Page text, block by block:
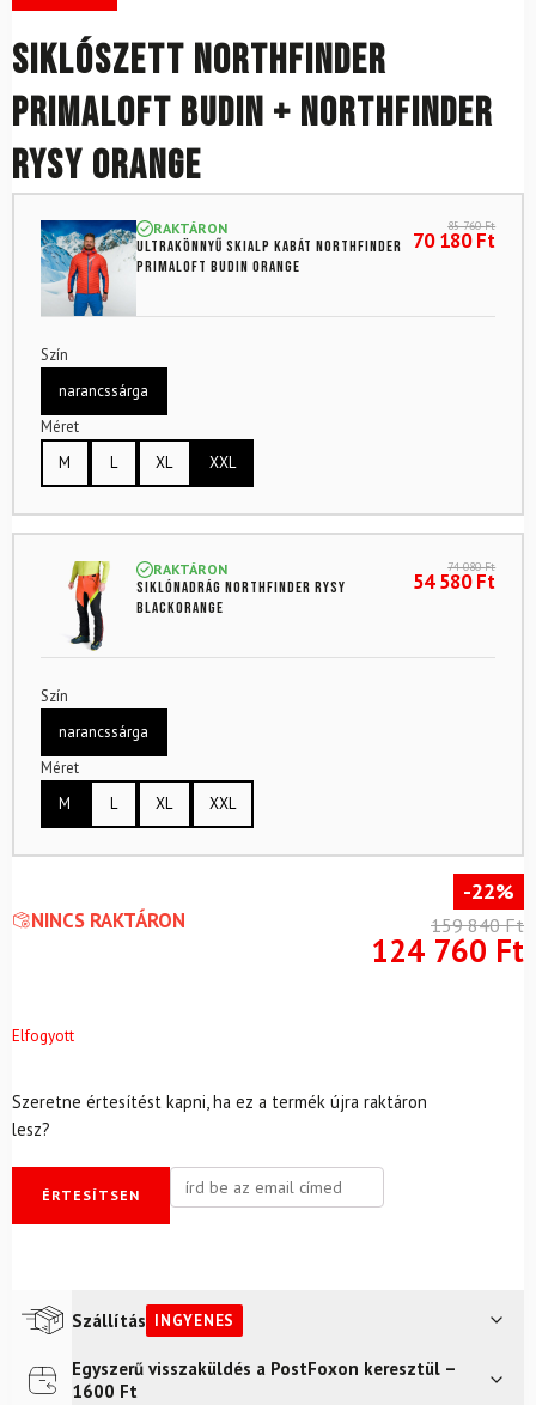
Siklószett NORTHFINDER
Primaloft Budin + NORTHFINDER
Rysy Orange
RAKTÁRON
Ultrakönnyű skialp kabát NORTHFINDER
Primaloft Budin Orange
85 760Ft
70 180Ft
Szín
narancssárga
Méret
M
L XL XXL
RAKTÁRON
Siklónadrág NORTHFINDER Rysy
blackorange
74 080Ft
54 580Ft
Szín
narancssárga
Méret
M
L XL XXL
NINCS RAKTÁRON
-22%
159 840Ft
124 760 Ft
Elfogyott
Szeretne értesítést kapni, ha ez a termék újra raktáron
lesz?
ÉRTESÍTSEN
Szállítás INGYENES
Futár a címreIngyenes
Egyszerű visszaküldés a PostFoxon keresztül –
1600 Ft